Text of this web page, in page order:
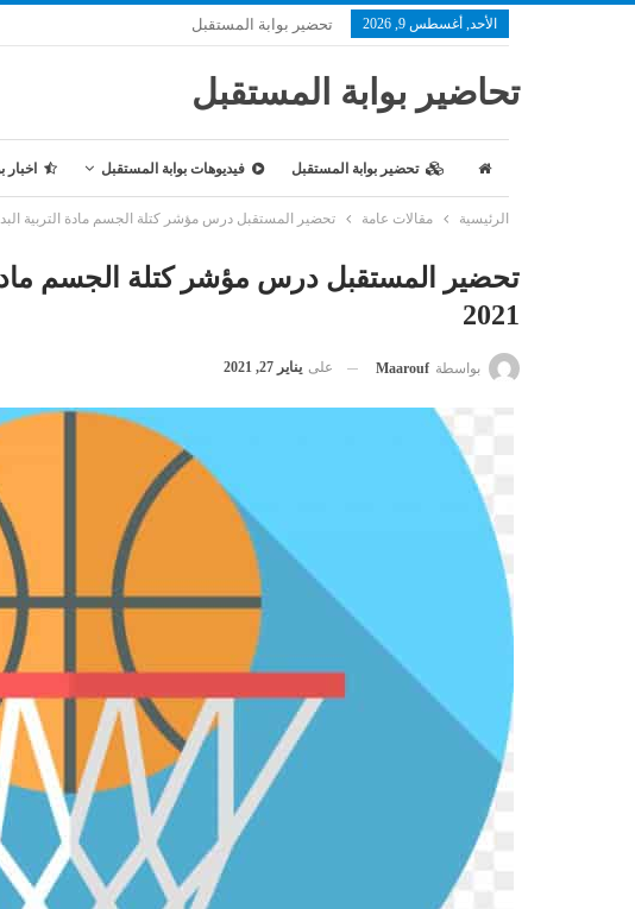
الأحد, أغسطس 9, 2026 تحضير بوابة المستقبل
تحاضير بوابة المستقبل
تحضير بوابة المستقبل فيديوهات بوابة المستقبل اخبار
الرئيسية مقالات عامة تحضير المستقبل درس مؤشر كتلة الجسم مادة التربية البدنية
2021
بواسطة Maarouf على يناير 27, 2021